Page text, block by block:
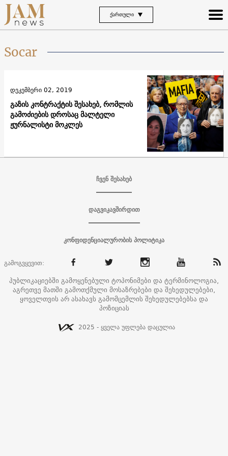
ᲥᲐᲠᲗᲣᲚᲘ
Socar
გაზის კონტრაქტის შესახებ, რომლის
გამოძიების დროსაც მალტელი
ჟურნალისტი მოკლეს
დეკემბერი 02, 2019
ჩვენ შესახებ
დაგვიკავშირდით
კონფიდენციალურობის პოლიტიკა
გამოგვყევით:
პუბლიკაციებში გამოყენებული ტოპონიმები და ტერმინოლოგია,
აგრეთვე მათში გამოთქმული მოსაზრებები და შეხედულებები,
ყოველთვის არ ასახავს გამომცემლის შეხედულებებსა და
პოზიციას
2025 - ყველა უფლება დაცულია